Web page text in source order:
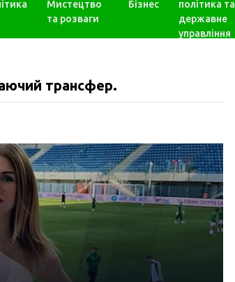
Мистецтво
та розваги
Бізнес
політика та
державне
управління
трансфер.